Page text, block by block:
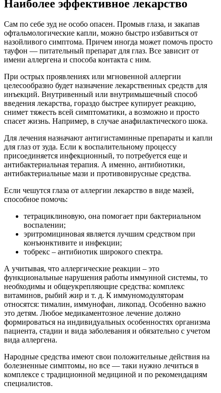
Наиболее эффективное лекарство
Сам по себе зуд не особо опасен. Промыв глаза, и закапав
офтальмологические капли, можно быстро избавиться от
назойливого симптома. Причем иногда может помочь просто
тауфон — питательный препарат для глаз. Все зависит от
имени аллергена и способа контакта с ним.
При острых проявлениях или мгновенной аллергии
целесообразно будет назначение лекарственных средств для
инъекций. Внутривенный или внутримышечный способ
введения лекарства, гораздо быстрее купирует реакцию,
снимет тяжесть всей симптоматики, а возможно и просто
спасет жизнь. Например, в случае анафилактического шока.
Для лечения назначают антигистаминные препараты и капли
для глаз от зуда. Если к воспалительному процессу
присоединяется инфекционный, то потребуется еще и
антибактериальная терапия. А именно, антибиотики,
антибактериальные мази и противовирусные средства.
Если чешутся глаза от аллергии лекарство в виде мазей,
способное помочь:
тетрациклиновую, она помогает при бактериальном
воспалении;
эритромициновая является лучшим средством при
конъюнктивите и инфекции;
тобрекс – антибиотик широкого спектра.
А учитывая, что аллергические реакции – это
функциональные нарушения работы иммунной системы, то
необходимы и общеукрепляющие средства: комплекс
витаминов, рыбий жир и т. д. К иммуномодуляторам
относятся: тималин, иммунофан, ликопад. Особенно важно
это детям. Любое медикаментозное лечение должно
формироваться на индивидуальных особенностях организма
пациента, стадии и вида заболевания и обязательно с учетом
вида аллергена.
Народные средства имеют свои положительные действия на
болезненные симптомы, но все — таки нужно лечиться в
комплексе с традиционной медициной и по рекомендациям
специалистов.